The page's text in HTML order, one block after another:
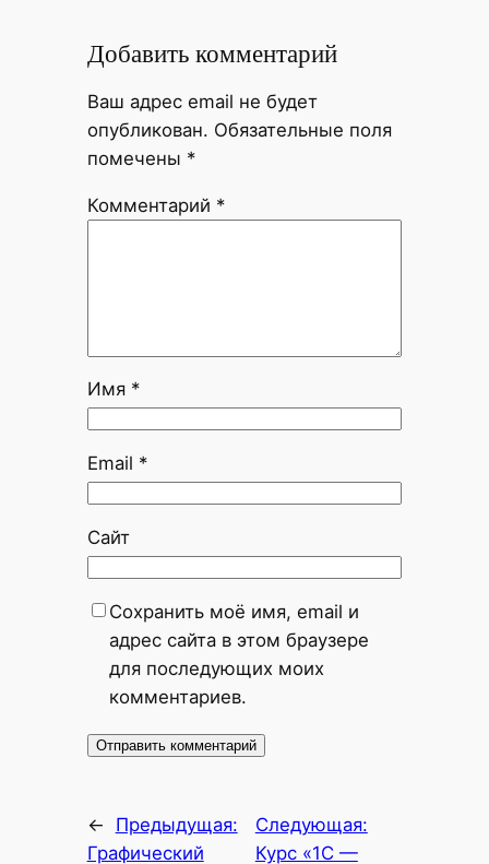
Добавить комментарий
Ваш адрес email не будет
опубликован. Обязательные поля
помечены *
Комментарий *
Имя *
Email *
Сайт
Сохранить моё имя, email и
адрес сайта в этом браузере
для последующих моих
комментариев.
←
Предыдущая:
Графический
Следующая:
Курс «1С —